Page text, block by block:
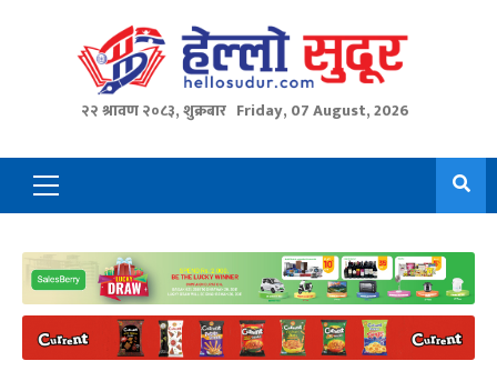
२२ श्रावण २०८३, शुक्रबार Friday, 07 August, 2026
Primary
Menu